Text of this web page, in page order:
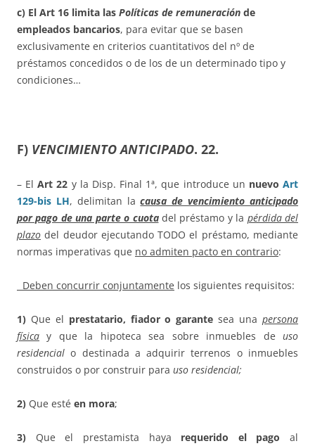
c) El Art 16 limita las Políticas de remuneración de
empleados bancarios, para evitar que se basen
exclusivamente en criterios cuantitativos del nº de
préstamos concedidos o de los de un determinado tipo y
condiciones…
F) VENCIMIENTO ANTICIPADO. 22.
– ElArt 22 y la Disp. Final 1ª, que introduce un nuevo Art
129-bis LH, delimitan lacausa de vencimiento anticipado
por pago de una parte o cuotadel préstamo y la pérdida del
plazo del deudor ejecutando TODO el préstamo, mediante
normas imperativas que no admiten pacto en contrario:
Deben concurrir conjuntamente los siguientes requisitos:
1) Que el prestatario, fiador o garante sea unapersona
física y que la hipoteca sea sobre inmuebles de uso
residencial o destinada a adquirir terrenos o inmuebles
construidos o por construir para uso residencial;
2) Que esté en mora;
3) Que el prestamista haya requerido el pago al